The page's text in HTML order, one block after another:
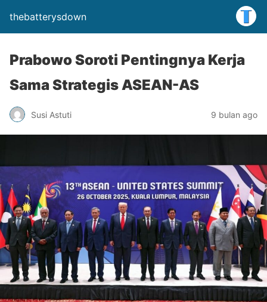
thebatterysdown
Prabowo Soroti Pentingnya Kerja
Sama Strategis ASEAN-AS
Susi Astuti 9 bulan ago